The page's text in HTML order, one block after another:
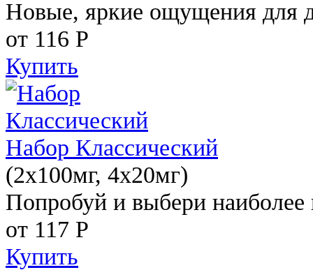
Новые, яркие ощущения для
от 116 Р
Купить
Набор Классический
(2x100мг, 4x20мг)
Попробуй и выбери наиболее
от 117 Р
Купить